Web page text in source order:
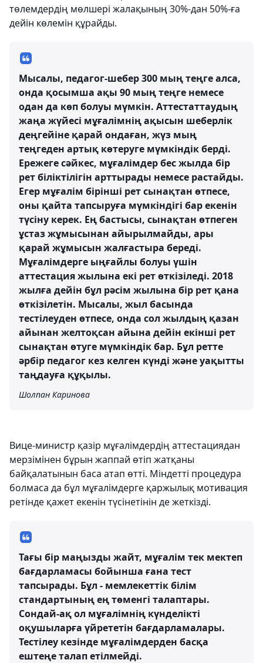
төлемдердің мөлшері жалақының 30%-дан 50%-ға
дейін көлемін құрайды.
Мысалы, педагог-шебер 300 мың теңге алса,
онда қосымша ақы 90 мың теңге немесе
одан да көп болуы мүмкін. Аттестаттаудың
жаңа жүйесі мұғалімнің ақысын шеберлік
деңгейіне қарай ондаған, жүз мың
теңгеден артық көтеруге мүмкіндік берді.
Ережеге сәйкес, мұғалімдер бес жылда бір
рет біліктілігін арттырады немесе растайды.
Егер мұғалім бірінші рет сынақтан өтпесе,
оны қайта тапсыруға мүмкіндігі бар екенін
түсіну керек. Ең бастысы, сынақтан өтпеген
ұстаз жұмысынан айырылмайды, ары
қарай жұмысын жалғастыра береді.
Мұғалімдерге ыңғайлы болуы үшін
аттестация жылына екі рет өткізіледі. 2018
жылға дейін бұл рәсім жылына бір рет қана
өткізілетін. Мысалы, жыл басында
тестілеуден өтпесе, онда сол жылдың қазан
айынан желтоқсан айына дейін екінші рет
сынақтан өтуге мүмкіндік бар. Бұл ретте
әрбір педагог кез келген күнді және уақытты
таңдауға құқылы.
Шолпан Каринова
Вице-министр қазір мұғалімдердің аттестациядан
мерзімінен бұрын жаппай өтіп жатқаны
байқалатынын баса атап өтті. Міндетті процедура
болмаса да бұл мұғалімдерге қаржылық мотивация
ретінде қажет екенін түсінетінін де жеткізді.
Тағы бір маңызды жайт, мұғалім тек мектеп
бағдарламасы бойынша ғана тест
тапсырады. Бұл - мемлекеттік білім
стандартының ең төменгі талаптары.
Сондай-ақ ол мұғалімнің күнделікті
оқушыларға үйрететін бағдарламалары.
Тестілеу кезінде мұғалімдерден басқа
ештеңе талап етілмейді.